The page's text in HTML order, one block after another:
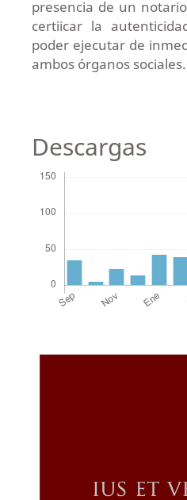
presencia de un
certiicar la
poder ejecutar de
ambos órganos sociales.
Descargas